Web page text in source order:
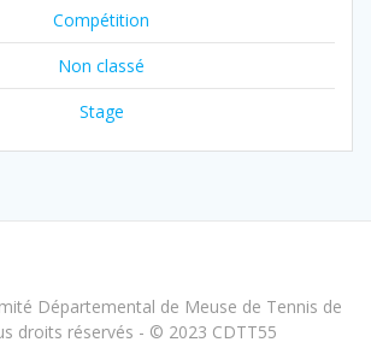
Compétition
Non classé
Stage
Départemental de Meuse de Tennis de
droits réservés - © 2023 CDTT55